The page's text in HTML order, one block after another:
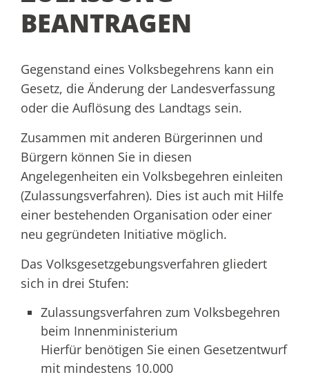
BEANTRAGEN
Gegenstand eines Volksbegehrens kann ein
Gesetz, die Änderung der Landesverfassung
oder die Auflösung des Landtags sein.
Zusammen mit anderen Bürgerinnen und
Bürgern können Sie in diesen
Angelegenheiten ein Volksbegehren einleiten
(Zulassungsverfahren). Dies ist auch mit Hilfe
einer bestehenden Organisation oder einer
neu gegründeten Initiative möglich.
Das Volksgesetzgebungsverfahren gliedert
sich in drei Stufen:
Zulassungsverfahren zum Volksbegehren
beim Innenministerium
Hierfür benötigen Sie einen Gesetzentwurf
mit mindestens 10.000